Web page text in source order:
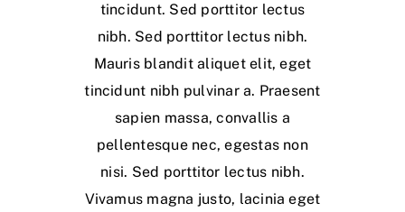
tincidunt. Sed porttitor lectus
nibh. Sed porttitor lectus nibh.
Mauris blandit aliquet elit, eget
tincidunt nibh pulvinar a. Praesent
sapien massa, convallis a
pellentesque nec, egestas non
nisi. Sed porttitor lectus nibh.
Vivamus magna justo, lacinia eget